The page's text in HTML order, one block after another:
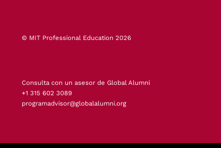
© MIT Professional Education 2026
Consulta con un asesor de Global Alumni
+1 315 602 3089
programadvisor@globalalumni.org